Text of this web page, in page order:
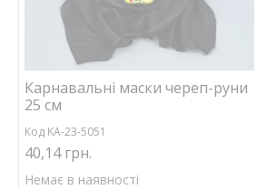
Карнавальні маски череп-руни
25 см
Код KA-23-5051
40,14 грн.
Немає в наявності